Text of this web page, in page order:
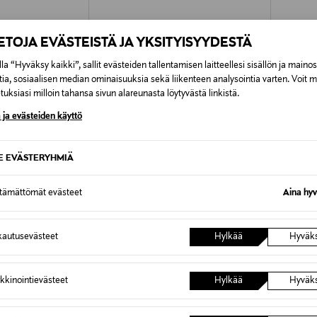
EVÄSTEISTÄ JA YKSITYISYYDESTÄ
“Hyväksy kaikki”, sallit evästeiden tallentamisen laitteellesi sisällön ja
sosiaalisen median ominaisuuksia sekä liikenteen analysointia varten. Voit
milloin tahansa sivun alareunasta löytyvästä linkistä.
ja evästeiden käyttö
EVÄSTERYHMIÄ
evästeet Aina
Hylkää
Hylkää
ALE –40%
NmmJobo Lio -collegehousut
Discounted Price
Original Price
ALE
LIL'